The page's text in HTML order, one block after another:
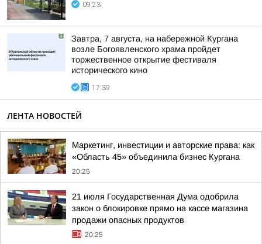
09:23
Завтра, 7 августа, на набережной Кургана
возле Богоявленского храма пройдет
торжественное открытие фестиваля
исторического кино
17:39
ЛЕНТА НОВОСТЕЙ
Маркетинг, инвестиции и авторские права: как
«Область 45» объединила бизнес Кургана
20:25
21 июля Государственная Дума одобрила
закон о блокировке прямо на кассе магазина
продажи опасных продуктов
20:25